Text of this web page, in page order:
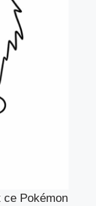
ce Pokémon